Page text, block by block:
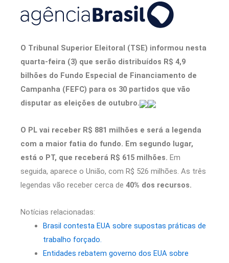
O Tribunal Superior Eleitoral (TSE) informou nesta
quarta-feira (3) que serão distribuídos R$ 4,9
bilhões do Fundo Especial de Financiamento de
Campanha (FEFC) para os 30 partidos que vão
disputar as eleições de outubro.
O PL vai receber R$ 881 milhões e será a legenda
com a maior fatia do fundo. Em segundo lugar,
está o PT, que receberá R$ 615 milhões. Em
seguida, aparece o União, com R$ 526 milhões. As três
legendas vão receber cerca de 40% dos recursos.
Notícias relacionadas:
Brasil contesta EUA sobre supostas práticas de
trabalho forçado.
Entidades rebatem governo dos EUA sobre